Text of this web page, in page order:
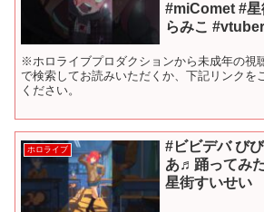
#miComet #星
らみこ
※ホロライブプロダクションから未成年の視
で検索してお読みいただくか、下記リンクを
ください。
ホロライブ
#ビビデバ び
あ♬踊ってみ
星街すいせい